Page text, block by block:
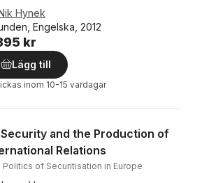
Hynek
Engelska, 2012
kr
Lägg till
inom 10-15 vardagar
and the Production of
Relations
Politics of Securitisation in Europe